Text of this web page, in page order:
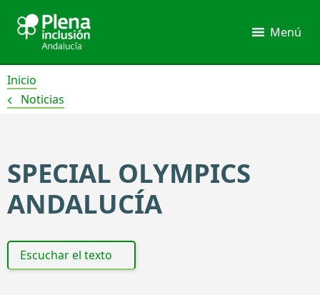
contenido
Menú
Inicio
Noticias
SPECIAL OLYMPICS
ANDALUCÍA
Escuchar el texto